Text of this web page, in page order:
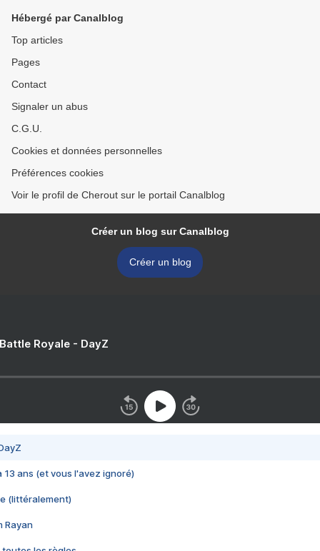
Hébergé par Canalblog
Top articles
Pages
Contact
Signaler un abus
C.G.U.
Cookies et données personnelles
Préférences cookies
Voir le profil de Cherout sur le portail Canalblog
Créer un blog sur Canalblog
Créer un blog
Royale - DayZ
13 ans (et vous l'avez ignoré)
(littéralement)
Rayan